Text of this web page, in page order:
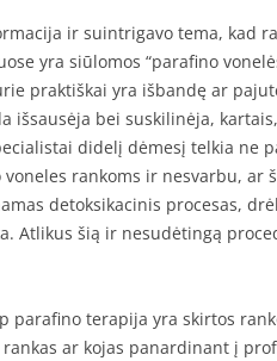
ir suintrigavo tema, kad
yra siūlomos “parafino
praktiškai yra išbandę ar
išsausėja bei suskilinėja,
didelį dėmesį telkia ne
rankoms ir nesvarbu, ar
detoksikacinis procesas,
Atlikus šią ir nesudėtingą
parafino terapija yra skirtos
ar kojas panardinant į